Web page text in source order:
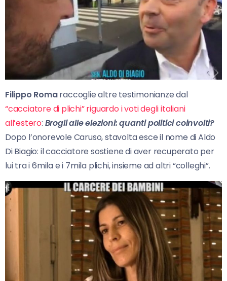
Filippo Romaraccoglie altre testimonianze dal
“cacciatore di plichi” riguardo i voti degli italiani
all’estero: Brogli alle elezioni: quanti politici coinvolti?
Dopo l’onorevole Caruso, stavolta esce il nome di Aldo
Di Biagio: il cacciatore sostiene di aver recuperato per
lui tra i 6mila e i 7mila plichi, insieme ad altri “colleghi”.